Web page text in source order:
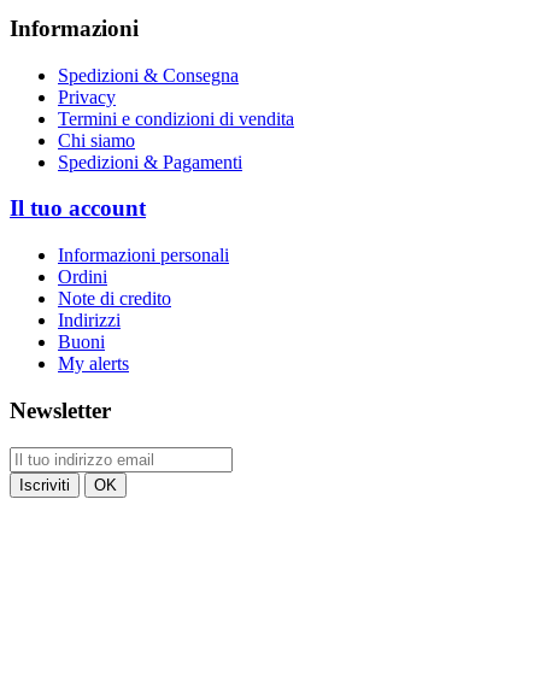
Informazioni
Spedizioni & Consegna
Privacy
Termini e condizioni di vendita
Chi siamo
Spedizioni & Pagamenti
Il tuo account
Informazioni personali
Ordini
Note di credito
Indirizzi
Buoni
My alerts
Newsletter